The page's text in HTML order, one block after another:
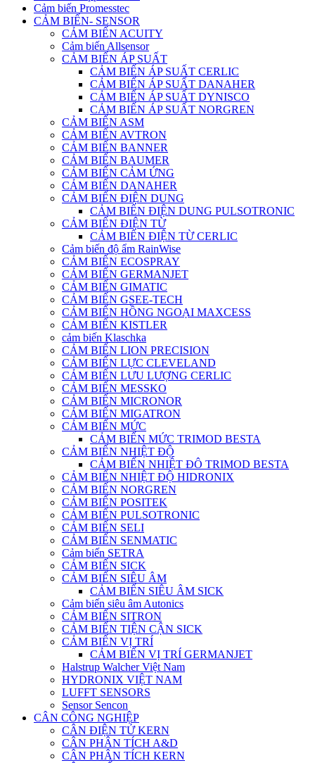
Cảm biến Promesstec
CẢM BIẾN- SENSOR
CẢM BIẾN ACUITY
Cảm biến Allsensor
CẢM BIẾN ÁP SUẤT
CẢM BIẾN ÁP SUẤT CERLIC
CẢM BIẾN ÁP SUẤT DANAHER
CẢM BIẾN ÁP SUẤT DYNISCO
CẢM BIẾN ÁP SUẤT NORGREN
CẢM BIẾN ASM
CẢM BIẾN AVTRON
CẢM BIẾN BANNER
CẢM BIẾN BAUMER
CẢM BIẾN CẢM ỨNG
CẢM BIẾN DANAHER
CẢM BIẾN ĐIỆN DUNG
CẢM BIẾN ĐIỆN DUNG PULSOTRONIC
CẢM BIẾN ĐIỆN TỪ
CẢM BIẾN ĐIỆN TỪ CERLIC
Cảm biến độ ẩm RainWise
CẢM BIẾN ECOSPRAY
CẢM BIẾN GERMANJET
CẢM BIẾN GIMATIC
CẢM BIẾN GSEE-TECH
CẢM BIẾN HỒNG NGOẠI MAXCESS
CẢM BIẾN KISTLER
cảm biến Klaschka
CẢM BIẾN LION PRECISION
CẢM BIẾN LỰC CLEVELAND
CẢM BIẾN LƯU LƯỢNG CERLIC
CẢM BIẾN MESSKO
CẢM BIẾN MICRONOR
CẢM BIẾN MIGATRON
CẢM BIẾN MỨC
CẢM BIẾN MỨC TRIMOD BESTA
CẢM BIẾN NHIỆT ĐỘ
CẢM BIẾN NHIỆT ĐÔ TRIMOD BESTA
CẢM BIẾN NHIỆT ĐỘ HIDRONIX
CẢM BIẾN NORGREN
CẢM BIẾN POSITEK
CẢM BIẾN PULSOTRONIC
CẢM BIẾN SELI
CẢM BIẾN SENMATIC
Cảm biến SETRA
CẢM BIẾN SICK
CẢM BIẾN SIÊU ÂM
CẢM BIẾN SIÊU ÂM SICK
Cảm biến siêu âm Autonics
CẢM BIẾN SITRON
CẢM BIẾN TIỆN CẬN SICK
CẢM BIẾN VỊ TRÍ
CẢM BIẾN VỊ TRÍ GERMANJET
Halstrup Walcher Việt Nam
HYDRONIX VIỆT NAM
LUFFT SENSORS
Sensor Sencon
CÂN CÔNG NGHIỆP
CÂN ĐIỆN TỬ KERN
CÂN PHÂN TÍCH A&D
CÂN PHÂN TÍCH KERN